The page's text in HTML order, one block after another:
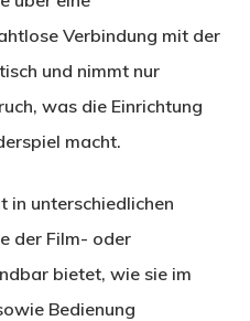
Verbindung mit der
und nimmt nur
was die Einrichtung
macht.
in unterschiedlichen
der Film- oder
bietet, wie sie im
Bedienung